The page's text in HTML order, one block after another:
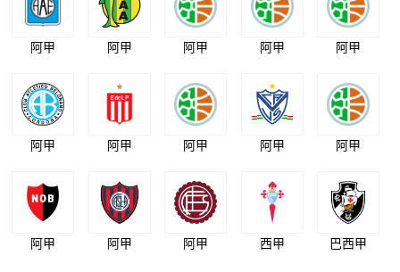
阿甲 阿甲 阿甲 阿甲 阿甲
阿甲 阿甲 阿甲 阿甲 阿甲
阿甲 阿甲 阿甲 西甲 巴西甲